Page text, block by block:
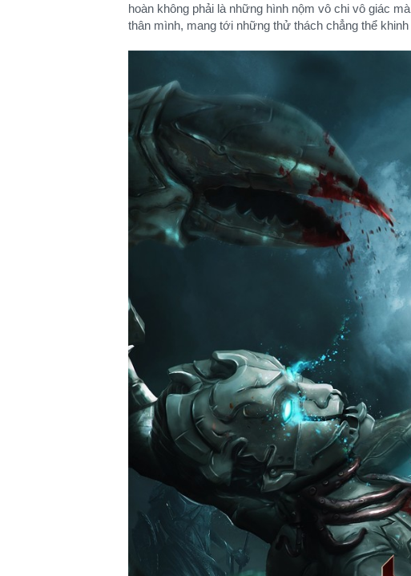
hoàn không phải là những hình nộm vô chi vô giác
thân mình, mang tới những thử thách chẳng thể